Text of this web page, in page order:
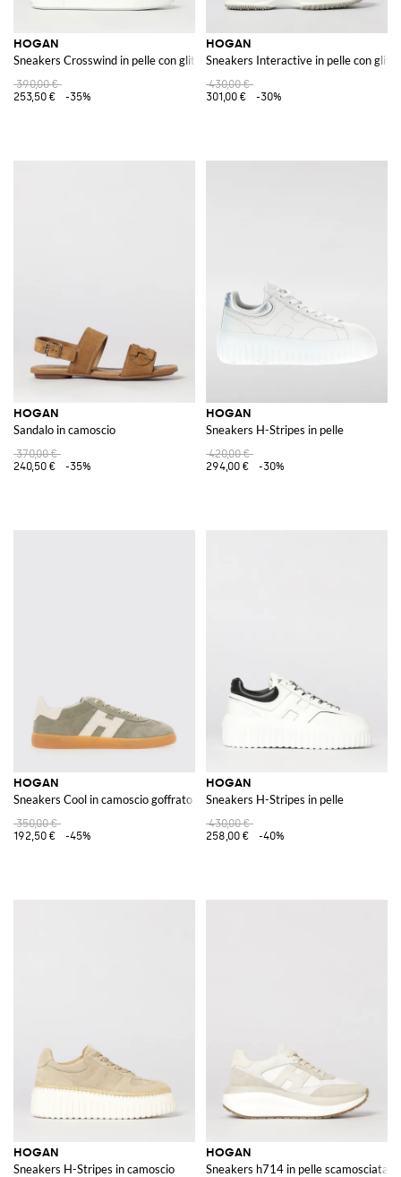
HOGAN
Sneakers Crosswind in pelle con glitter
390,00 €
253,50 €
-35%
HOGAN
Sneakers Interactive in pelle con
430,00 €
301,00 €
-30%
HOGAN
Sandalo in camoscio
370,00 €
240,50 €
-35%
HOGAN
Sneakers H-Stripes in pelle
420,00 €
294,00 €
-30%
HOGAN
Sneakers Cool in camoscio goffrato
350,00 €
192,50 €
-45%
HOGAN
Sneakers H-Stripes in pelle
430,00 €
258,00 €
-40%
HOGAN
Sneakers H-Stripes in camoscio
HOGAN
Sneakers h714 in pelle scamosciata